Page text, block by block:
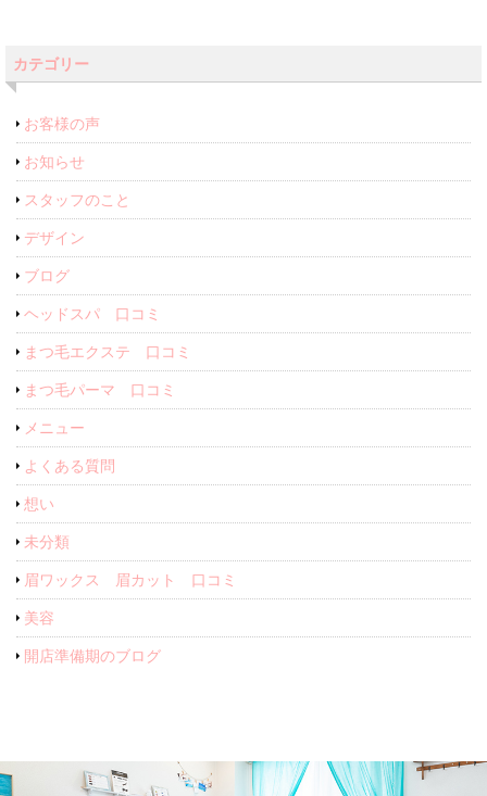
カテゴリー
お客様の声
お知らせ
スタッフのこと
デザイン
ブログ
ヘッドスパ 口コミ
まつ毛エクステ 口コミ
まつ毛パーマ 口コミ
メニュー
よくある質問
想い
未分類
眉ワックス 眉カット 口コミ
美容
開店準備期のブログ